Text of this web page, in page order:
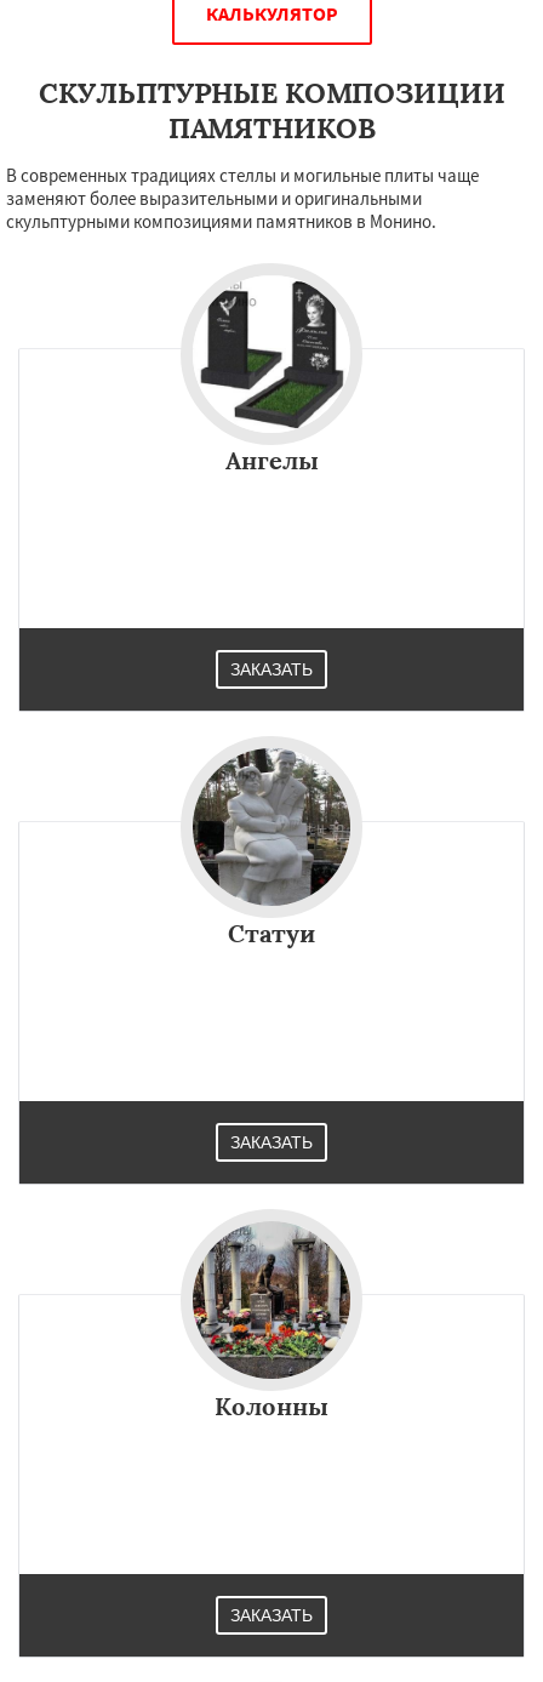
КАЛЬКУЛЯТОР
СКУЛЬПТУРНЫЕ КОМПОЗИЦИИ
ПАМЯТНИКОВ
В современных традициях стеллы и могильные плиты чаще
заменяют более выразительными и оригинальными
скульптурными композициями памятников в Монино.
Ангелы
ЗАКАЗАТЬ
Статуи
ЗАКАЗАТЬ
Колонны
ЗАКАЗАТЬ